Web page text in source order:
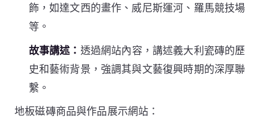
飾，如達文西的畫作、威尼斯運河、羅馬競技場
等。
故事講述： 透過網站內容，講述義大利瓷磚的歷
史和藝術背景，強調其與文藝復興時期的深厚聯
繫。
地板磁磚商品與作品展示網站：